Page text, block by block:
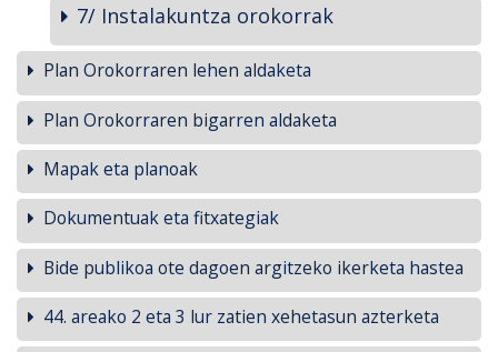
7/ Instalakuntza orokorrak
Plan Orokorraren lehen aldaketa
Plan Orokorraren bigarren aldaketa
Mapak eta planoak
Dokumentuak eta fitxategiak
Bide publikoa ote dagoen argitzeko ikerketa hastea
44. areako 2 eta 3 lur zatien xehetasun azterketa